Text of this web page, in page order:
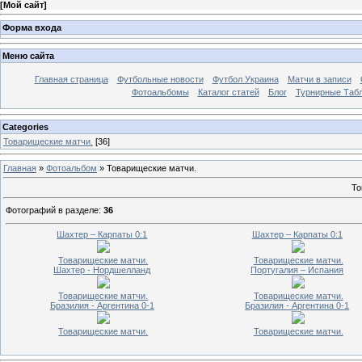
[Мой сайт]
Форма входа
Меню сайта
Главная страница Футбольные новости Футбол Украина Матчи в записи
Фотоальбомы
Каталог статей Блог Турнирные
Categories
Товарищеские матчи. [36]
Главная » Фотоальбом » Товарищеские матчи.
Фотографий в разделе: 36
Шахтер – Карпаты 0:1
Товарищеские матчи.
Шахтер – Карпаты 0:1
Товарищеские матчи.
Шахтер - Нордшелланд
Товарищеские матчи.
Португалия – Испания
Товарищеские матчи.
Бразилия - Аргентина 0-1
Товарищеские матчи.
Бразилия - Аргентина 0-1
Товарищеские матчи.